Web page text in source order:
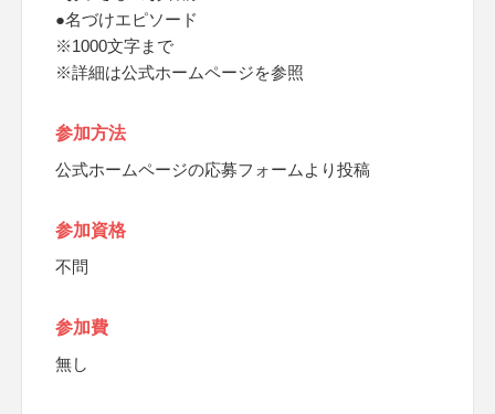
●名づけエピソード
※1000文字まで
※詳細は公式ホームページを参照
参加方法
公式ホームページの応募フォームより投稿
参加資格
不問
参加費
無し